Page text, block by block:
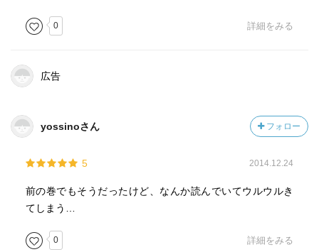
0 詳細をみる
広告
yossinoさん フォロー
5 2014.12.24
前の巻でもそうだったけど、なんか読んでいてウルウルき
てしまう…
0 詳細をみる